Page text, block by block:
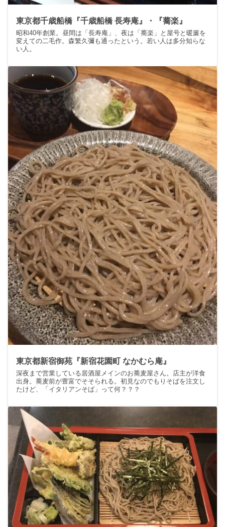
東京都千歳船橋『千歳船橋 長寿庵』・『蕎楽』
昭和40年創業。昼間は「長寿庵」、夜は「蕎楽」と屋号と暖簾を
変えての二毛作。森繁久彌も通ったという。若い人は多分知らな
い人。
東京都新宿御苑『新宿花園町 なかむら庵』
深夜まで営業している居酒屋メインのお蕎麦屋さん。店主が洋食
出身。蕎麦前が豊富でそそられる。初見なのでもりそばを注文し
たけど、「イタリアンそば」って何？？？